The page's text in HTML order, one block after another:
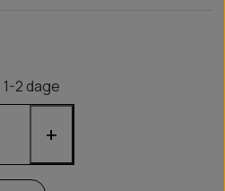
1-2 dage
+